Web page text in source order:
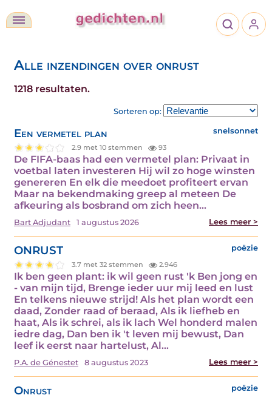
Alle inzendingen over onrust
1218 resultaten.
Sorteren op:
Een vermetel plan snelsonnet
2.9 met 10 stemmen 93
De FIFA-baas had een vermetel plan: Privaat in
voetbal laten investeren Hij wil zo hoge winsten
genereren En elk die meedoet profiteert ervan
Maar na bekendmaking greep al meteen De
afkeuring als bosbrand om zich heen…
Bart Adjudant 1 augustus 2026 Lees meer >
ONRUST poëzie
3.7 met 32 stemmen 2.946
Ik ben geen plant: ik wil geen rust 'k Ben jong en
- van mijn tijd, Brenge ieder uur mij leed en lust
En telkens nieuwe strijd! Als het plan wordt een
daad, Zonder raad of beraad, Als ik liefheb en
haat, Als ik schrei, als ik lach Wel honderd malen
iedre dag, Dan ben ik 't leven mij bewust, Dan
leef ik eerst naar hartelust, Al…
P.A. de Génestet 8 augustus 2023 Lees meer >
Onrust poëzie